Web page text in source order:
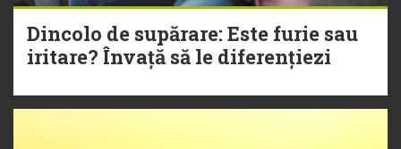
Dincolo de supărare: Este furie sau
iritare? Învață să le diferențiezi